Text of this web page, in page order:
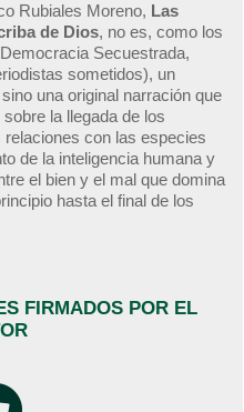
Rubiales Moreno, Las
de Dios, no es, como los
Secuestrada,
sometidos), un
una original narración que
la llegada de los
con las especies
de la inteligencia humana y
el bien y el mal que domina
hasta el final de los
FIRMADOS POR EL